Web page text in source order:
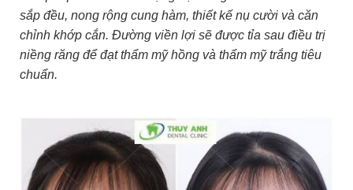
sắp đều, nong rộng cung hàm, thiết kế nụ cười và căn
chỉnh khớp cắn. Đường viền lợi sẽ được tỉa sau điều trị
niềng răng để đạt thẩm mỹ hồng và thẩm mỹ trắng tiêu
chuẩn.